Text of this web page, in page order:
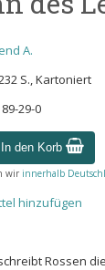
A.
S., Kartoniert
29-0
In den Korb
wir innerhalb
hinzufügen
Rossen